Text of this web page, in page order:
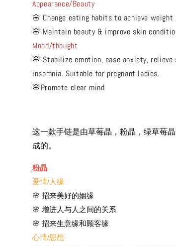
Appearance/Beauty
🌸 Change eating habits to achieve weight
🌸 Maintain beauty & improve skin
Mood/thought
🌸 Stabilize emotion, ease anxiety,
insomnia. Suitable for pregnant ladies.
🌸Promote clear mind
这一款手链是由草莓晶，粉晶，绿草莓
成的。
粉晶
爱情/人缘
🌸 招来美好的姻缘
🌸 增进人与人之间的关系
🌸 招来生意缘和顾客缘
心情/思想